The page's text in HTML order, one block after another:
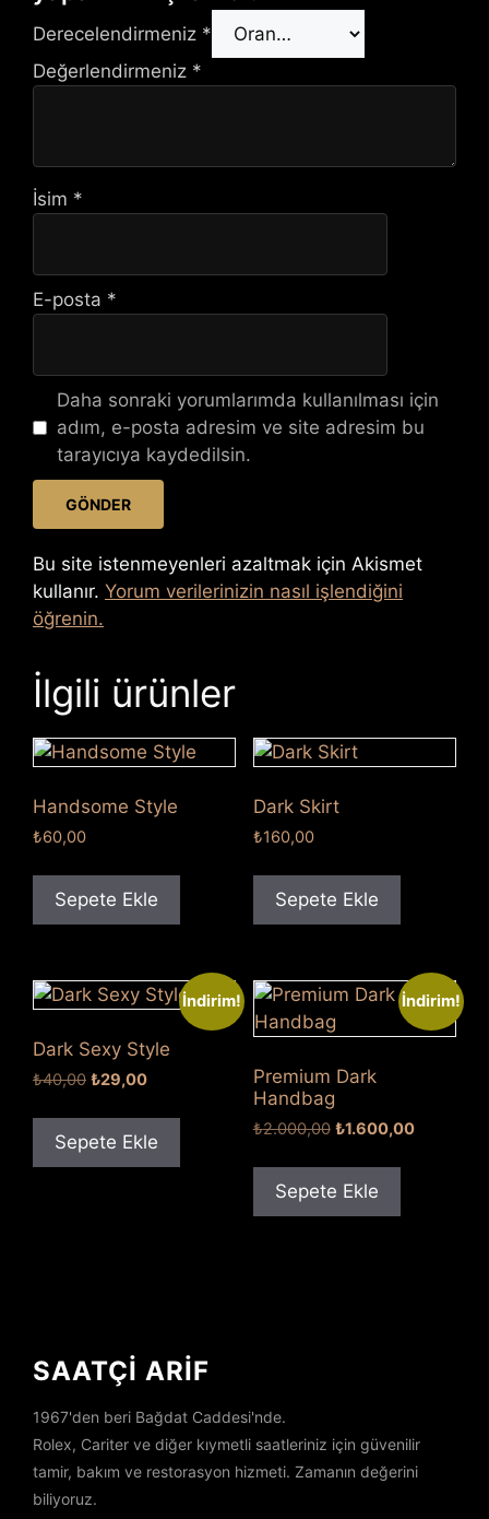
Derecelendirmeniz *
Değerlendirmeniz *
İsim *
E-posta *
Daha sonraki yorumlarımda kullanılması için
adım, e-posta adresim ve site adresim bu
tarayıcıya kaydedilsin.
Bu site istenmeyenleri azaltmak için Akismet
kullanır. Yorum verilerinizin nasıl işlendiğini
öğrenin.
İlgili ürünler
Handsome Style
₺60,00
Sepete Ekle
Dark Skirt
₺160,00
Sepete Ekle
İndirim!
Dark Sexy Style
₺40,00 Orijinal
₺40,00.
₺29,00Şu
fiyat:
₺29,00.
Sepete Ekle
İndirim!
Premium Dark
Handbag
₺2.000,00 Orijinal
₺2.000,00.
₺1.600,00Şu
Sepete Ekle
SAATÇİ ARİF
1967'den beri Bağdat Caddesi'nde.
Rolex, Cariter ve diğer kıymetli saatleriniz için güvenilir
tamir, bakım ve restorasyon hizmeti. Zamanın değerini
biliyoruz.